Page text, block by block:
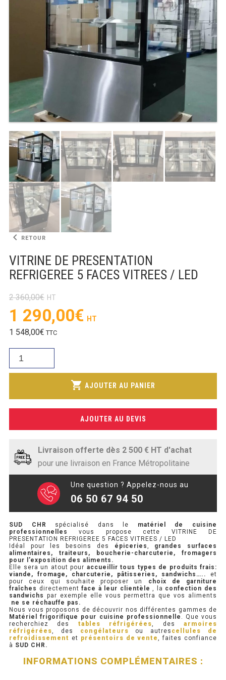
TABLE RÉFRIGÉRÉE
TABLE COMPACTE
TABLE 600
TABLE 700 – 2 PORTES
TABLE 700 – 3 PORTES
TABLE 700 – 4 PORTES
TABLE 800
TABLE 700 VITRÉE
TABLE CONGÉLATEUR
SOUBASSEMENT RÉFRIGÉRÉ
TABLE DE PRÉPARATION
TABLE DE PRÉPARATION COMPACTE
SALADETTE COMPACTE
SALADETTE COMPACTE VITRÉE
SALADETTE 800 VITRÉE
MEUBLE À PIZZA
MEUBLE À PIZZA COMPACT
PRÉSENTOIR À INGRÉDIENTS
PROFONDEUR 300 VITRÉE
PROFONDEUR 300 INOX
PROFONDEUR 400 INOX
ARMOIRE RÉFRIGÉRÉE
RÉFRIGÉRATEUR
RÉFRIGÉRATEUR VITRÉ
RÉFRI / CONGÉL BOULANGERIE
keyboard_arrow_left RETOUR
VITRINE DE PRESENTATION
REFRIGEREE 5 FACES VITREES / LED
2 360,00€
Le
prix
initial
était :
360,00€.
1 290,00€
Le
actuel
est :
290,00€.
1 548,00€ TTC
quantité
PRESENTATION
VITREES
shopping_cart AJOUTER AU PANIER
AJOUTER AU DEVIS
Livraison offerte dès 2 500 € HT d'achat
pour une livraison en France Métropolitaine
Une question ? Appelez-nous au
06 50 67 94 50
SUD CHR spécialisé dans le matériel de cuisine
professionnelles
vous propose cette VITRINE DE
PRESENTATION REFRIGEREE 5 FACES VITREES / LED
Idéal pour les besoins des
épiceries, grandes surfaces
alimentaires, traiteurs, boucherie-charcuterie, fromagers
pour l’exposition des aliments.
Elle sera un atout pour accueillir tous types de produits frais:
viande, fromage, charcuterie, pâtisseries, sandwichs…..
et
pour ceux qui souhaite proposer un
choix de garniture
fraîches directementface à leur clientèle , la confection des
sandwichs par exemple elle vous permettra que vos aliments
ne se réchauffe pas.
Nous vous proposons de découvrir nos différentes gammes de
Matériel frigorifique pour cuisine professionnelle . Que vous
recherchiez des tables réfrigérées, desarmoires
réfrigérées, des congélateurs ou autres cellules de
refroidissement et présentoirs de vente, faites confiance
à SUD CHR.
INFORMATIONS COMPLÉMENTAIRES :